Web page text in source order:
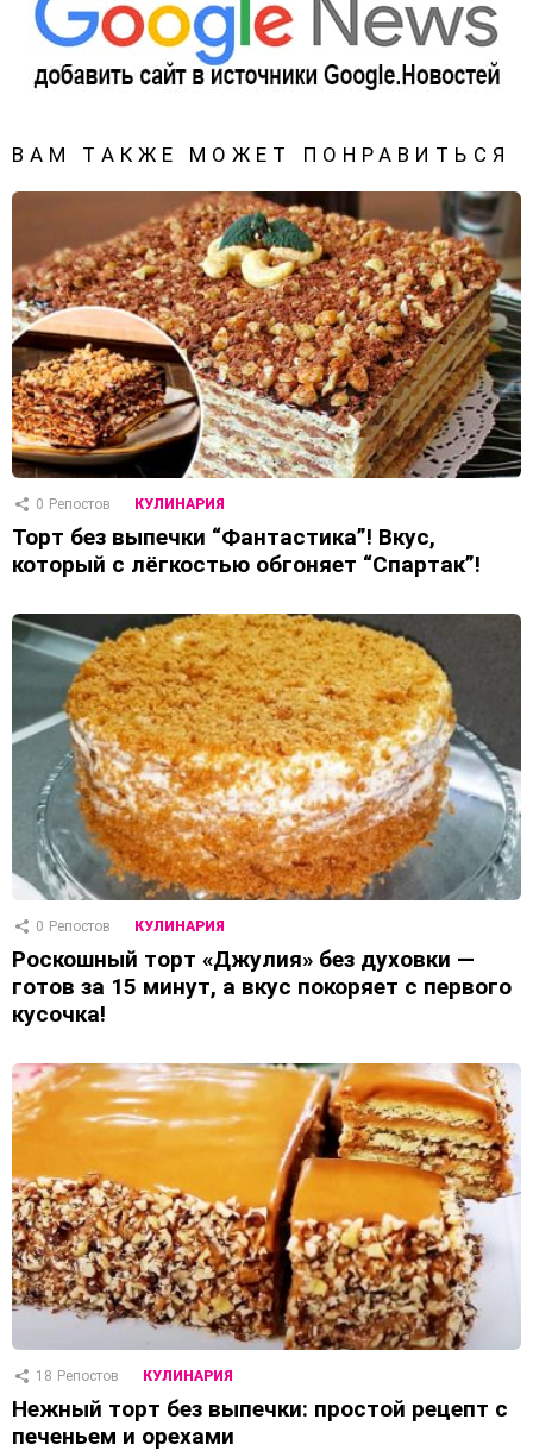
ВАМ ТАКЖЕ МОЖЕТ ПОНРАВИТЬСЯ
0 Репостов КУЛИНАРИЯ
Торт без выпечки “Фантастика”! Вкус,
который с лёгкостью обгоняет “Спартак”!
0 Репостов КУЛИНАРИЯ
Роскошный торт «Джулия» без духовки —
готов за 15 минут, а вкус покоряет с первого
кусочка!
18 Репостов КУЛИНАРИЯ
Нежный торт без выпечки: простой рецепт с
печеньем и орехами